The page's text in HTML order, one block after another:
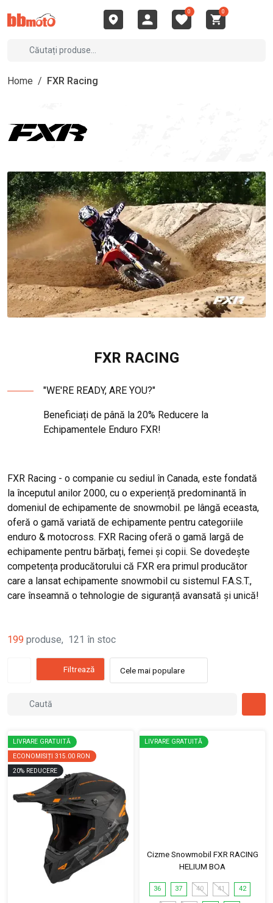
0 0
Home / FXR Racing
FXR RACING
"WE'RE READY, ARE YOU?"
Beneficiați de până la 20% Reducere la
Echipamentele Enduro FXR!
FXR Racing - o companie cu sediul în Canada, este fondată
la începutul anilor 2000, cu o experiență predominantă în
domeniul de echipamente de snowmobil. pe lângă eceasta,
oferă o gamă variată de echipamente pentru categoriile
enduro & motocross. FXR Racing oferă o gamă largă de
echipamente pentru bărbați, femei și copii. Se dovedește
competența producătorului că FXR era primul producător
care a lansat echipamente snowmobil cu sistemul F.A.S.T.,
care înseamnă o tehnologie de siguranță avansată și unică!
199 produse, 121 în stoc
Filtrează Cele mai populare
LIVRARE GRATUITĂ
ECONOMISIȚI 315.00 RON
20% REDUCERE
LIVRARE GRATUITĂ
Cizme Snowmobil FXR RACING
HELIUM BOA
36 37 40 41 42